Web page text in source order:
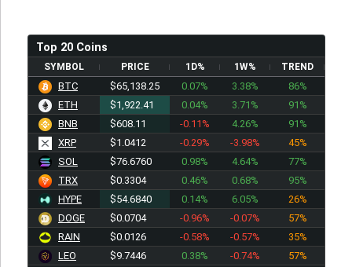
Top 20 Coins
SYMBOL PRICE 1D% 1W% TREND
BTC $65,138.25 0.07% 3.38%
86%
ETH
$1,922.41 0.04% 3.71%
91%
BNB
$608.11 -0.11% 4.26%
91%
XRP
$1.0412 -0.29% -3.98%
45%
SOL
$76.6760 0.98% 4.64%
77%
TRX
$0.3304 0.46% 0.68%
95%
HYPE
$54.6840 0.14% 6.05%
26%
DOGE
$0.0704 -0.96% -0.07%
57%
RAIN
$0.0126 -0.58% -0.57%
35%
LEO
$9.7446 0.38% -0.74%
57%